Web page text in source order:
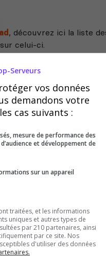
, découvrez ici la liste
celui-ci.
sur ce serveur.
Serveurs
vos données
demandons votre
cas suivants :
mesure de performance des
et développement de
sur un appareil
traitées, et les informations
uniques et autres types de
par 210 partenaires, ainsi
par ce site. Nos
d'utiliser des données